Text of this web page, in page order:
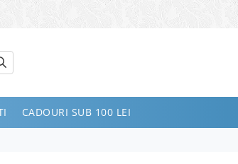
CADOURI SUB 100 LEI